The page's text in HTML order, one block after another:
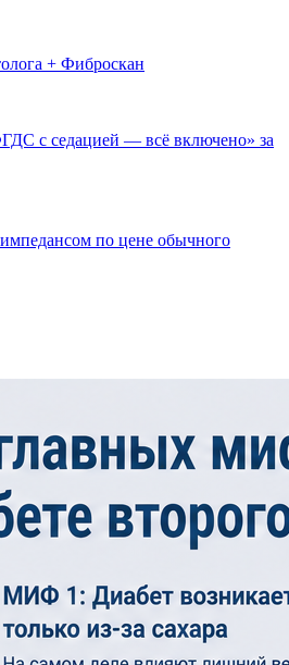
+ Фиброскан
с седацией — всё включено» за
по цене обычного